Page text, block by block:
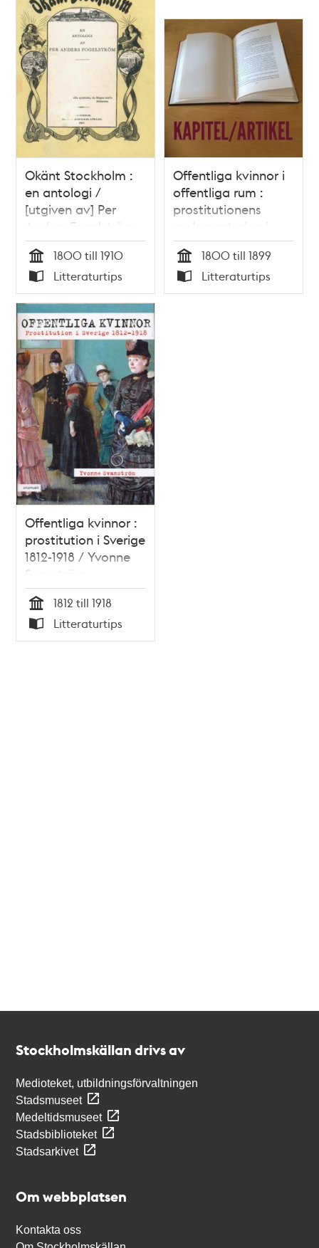
Okänt Stockholm :
en antologi /
[utgiven av] Per
Anders Fogelström
Tid
1800 till 1910
Typ
Litteraturtips
Offentliga kvinnor i
offentliga rum :
prostitutionens
reglementering i
1800-talets
Stockholm / Yvonne
Svanström
Tid
1800 till 1899
Typ
Litteraturtips
Offentliga kvinnor :
prostitution i Sverige
1812-1918 / Yvonne
Svanström
Tid
1812 till 1918
Typ
Litteraturtips
Stockholmskällan drivs av
Medioteket, utbildningsförvaltningen
Stadsmuseet
Medeltidsmuseet
Stadsbiblioteket
Stadsarkivet
Om webbplatsen
Kontakta oss